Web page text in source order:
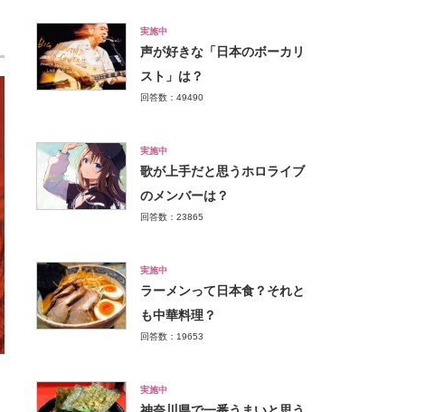
実施中
声が好きな「日本のボーカリ
スト」は？
回答数：49490
実施中
歌が上手だと思うホロライブ
のメンバーは？
回答数：23865
実施中
ラーメンって日本食？それと
も中華料理？
回答数：19653
実施中